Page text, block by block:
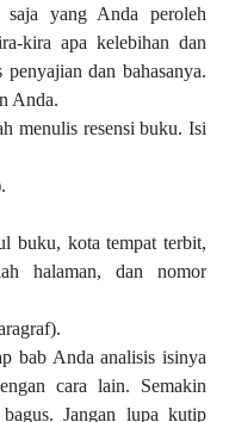
saja yang Anda peroleh
kira apa kelebihan dan
dan bahasanya.
Anda.
menulis resensi buku. Isi
buku, kota tempat terbit,
halaman, dan nomor
bab Anda analisis isinya
cara lain. Semakin
Jangan lupa kutip